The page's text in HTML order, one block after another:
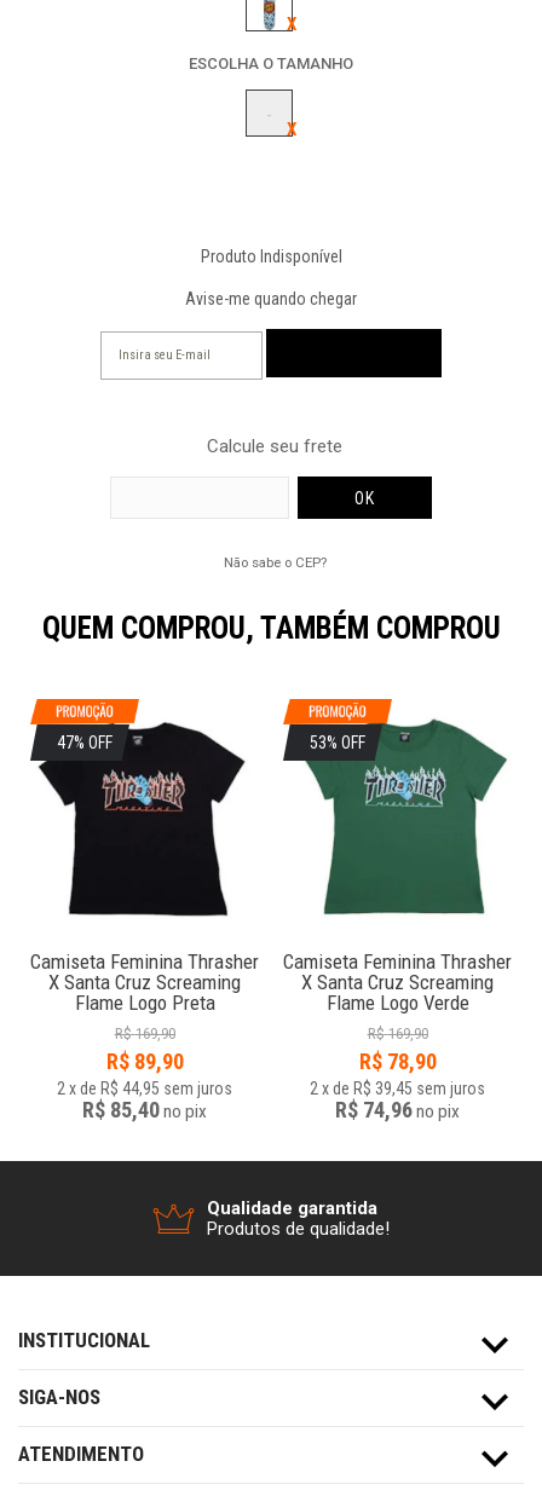
ESCOLHA O TAMANHO
-
Produto Indisponível
Avise-me quando chegar
Calcule seu frete
Não sabe o CEP?
QUEM COMPROU, TAMBÉM COMPROU
47% OFF
Camiseta Feminina Thrasher
X Santa Cruz Screaming
Flame Logo Preta
R$ 169,90
R$ 89,90
2 xde R$ 44,95 sem juros
R$ 85,40no pix
53% OFF
Camiseta Feminina Thrasher
X Santa Cruz Screaming
Flame Logo Verde
R$ 169,90
R$ 78,90
2 xde R$ 39,45 sem juros
R$ 74,96no pix
Qualidade garantida
Produtos de qualidade!
INSTITUCIONAL
SIGA-NOS
ATENDIMENTO